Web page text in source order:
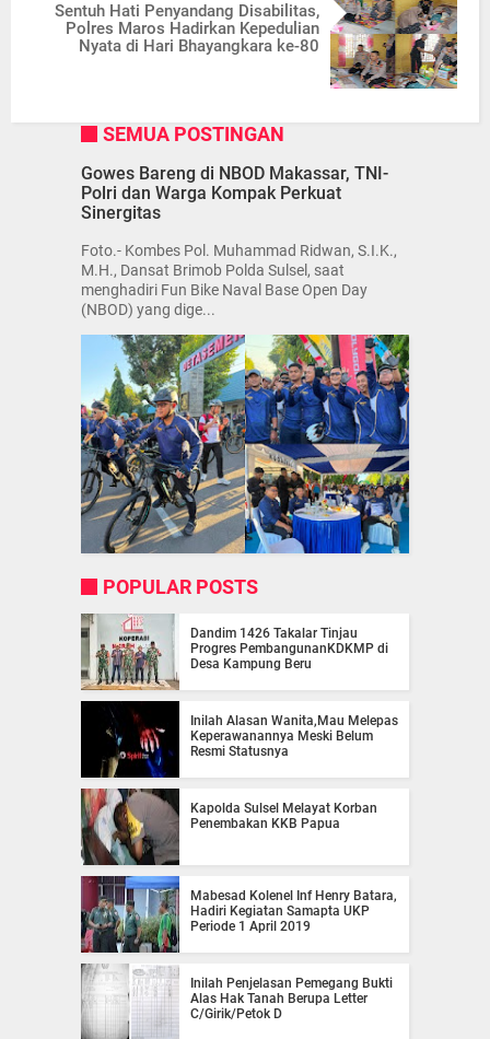
Sentuh Hati Penyandang Disabilitas,
Polres Maros Hadirkan Kepedulian
Nyata di Hari Bhayangkara ke-80
SEMUA POSTINGAN
Gowes Bareng di NBOD Makassar, TNI-
Polri dan Warga Kompak Perkuat
Sinergitas
Foto.- Kombes Pol. Muhammad Ridwan, S.I.K.,
M.H., Dansat Brimob Polda Sulsel, saat
menghadiri Fun Bike Naval Base Open Day
(NBOD) yang dige...
POPULAR POSTS
Dandim 1426 Takalar Tinjau
Progres PembangunanKDKMP di
Desa Kampung Beru
Inilah Alasan Wanita,Mau Melepas
Keperawanannya Meski Belum
Resmi Statusnya
Kapolda Sulsel Melayat Korban
Penembakan KKB Papua
Mabesad Kolenel Inf Henry Batara,
Hadiri Kegiatan Samapta UKP
Periode 1 April 2019
Inilah Penjelasan Pemegang Bukti
Alas Hak Tanah Berupa Letter
C/Girik/Petok D